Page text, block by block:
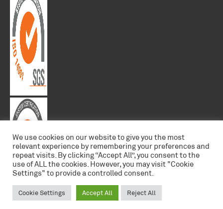
We use cookies on our website to give you the most
relevant experience by remembering your preferences and
repeat visits. By clicking “Accept All”, you consent to the
use of ALL the cookies. However, you may visit "Cookie
Settings" to provide a controlled consent.
Cookie Settings Accept All Reject All